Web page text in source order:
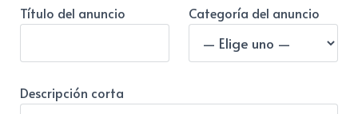
Título del anuncio
Categoría del anuncio
Descripción corta